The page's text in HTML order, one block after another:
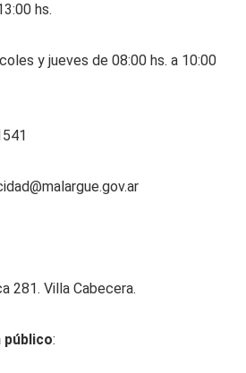
hs.
y jueves de 08:00 hs. a 10:00
281. Villa Cabecera.
público: